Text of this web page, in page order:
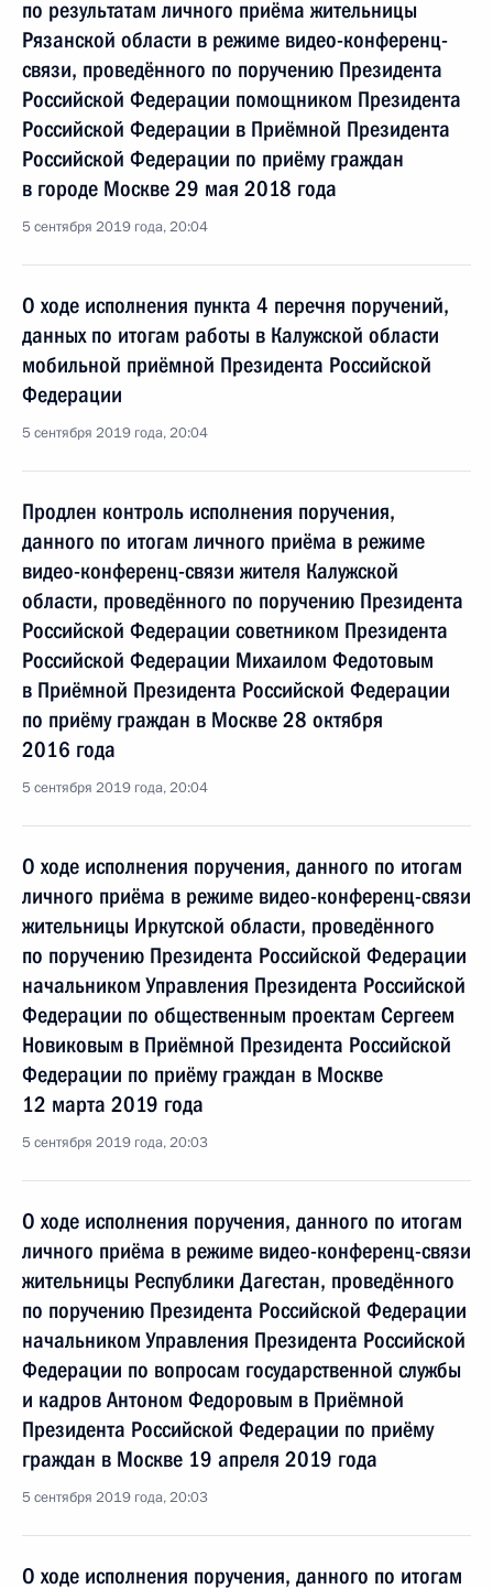
по результатам личного приёма жительницы
Рязанской области в режиме видео-конференц-
связи, проведённого по поручению Президента
Российской Федерации помощником Президента
Российской Федерации в Приёмной Президента
Российской Федерации по приёму граждан
в городе Москве 29 мая 2018 года
5 сентября 2019 года, 20:04
О ходе исполнения пункта 4 перечня поручений,
данных по итогам работы в Калужской области
мобильной приёмной Президента Российской
Федерации
5 сентября 2019 года, 20:04
Продлен контроль исполнения поручения,
данного по итогам личного приёма в режиме
видео-конференц-связи жителя Калужской
области, проведённого по поручению Президента
Российской Федерации советником Президента
Российской Федерации Михаилом Федотовым
в Приёмной Президента Российской Федерации
по приёму граждан в Москве 28 октября
2016 года
5 сентября 2019 года, 20:04
О ходе исполнения поручения, данного по итогам
личного приёма в режиме видео-конференц-связи
жительницы Иркутской области, проведённого
по поручению Президента Российской Федерации
начальником Управления Президента Российской
Федерации по общественным проектам Сергеем
Новиковым в Приёмной Президента Российской
Федерации по приёму граждан в Москве
12 марта 2019 года
5 сентября 2019 года, 20:03
О ходе исполнения поручения, данного по итогам
личного приёма в режиме видео-конференц-связи
жительницы Республики Дагестан, проведённого
по поручению Президента Российской Федерации
начальником Управления Президента Российской
Федерации по вопросам государственной службы
и кадров Антоном Федоровым в Приёмной
Президента Российской Федерации по приёму
граждан в Москве 19 апреля 2019 года
5 сентября 2019 года, 20:03
О ходе исполнения поручения, данного по итогам